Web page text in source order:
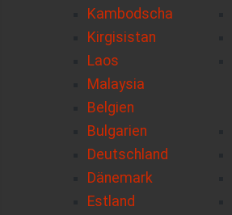
Kambodscha
Kirgisistan
Laos
Malaysia
Belgien
Bulgarien
Deutschland
Dänemark
Estland